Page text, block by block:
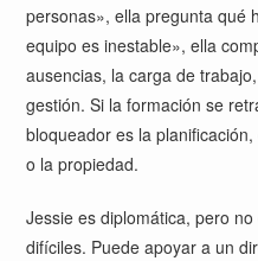
personas», ella pregunta qué
equipo es inestable», ella
ausencias, la carga de
gestión. Si la formación se
bloqueador es la
o la propiedad.
Jessie es diplomática, pero
difíciles. Puede apoyar a un